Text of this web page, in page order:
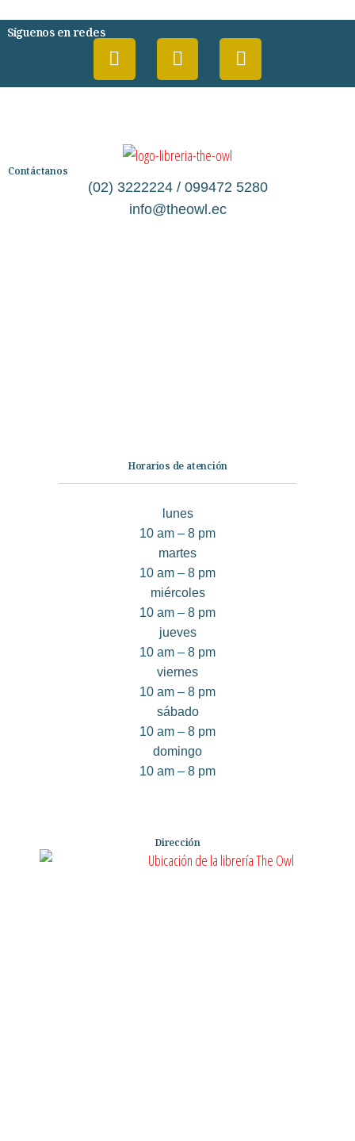
Síguenos en redes
Contáctanos
(02) 3222224 / 099472 5280
info@theowl.ec
Horarios de atención
lunes
10 am – 8 pm
martes
10 am – 8 pm
miércoles
10 am – 8 pm
jueves
10 am – 8 pm
viernes
10 am – 8 pm
sábado
10 am – 8 pm
domingo
10 am – 8 pm
Dirección